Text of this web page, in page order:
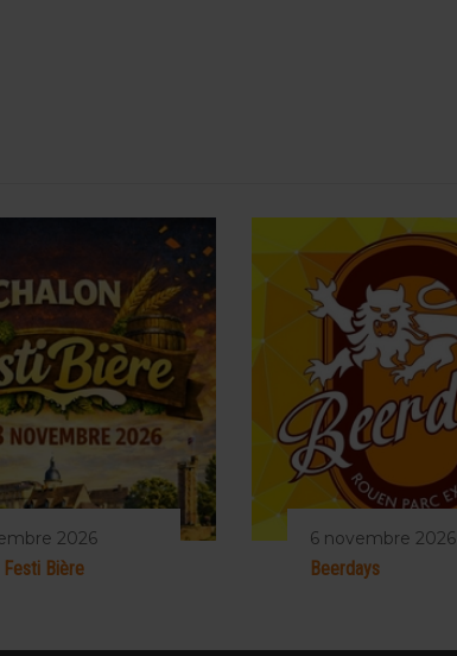
2026
Festi Bière
6 novembre 2026
Beerdays